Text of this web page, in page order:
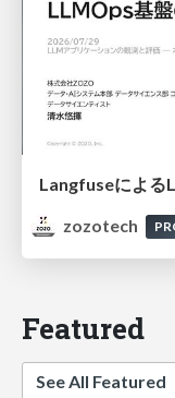
Langfuseによる
zozotech
Featured
See All Featured